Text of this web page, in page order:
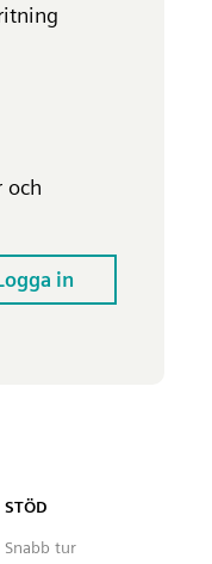
och
in
STÖD
Snabb tur